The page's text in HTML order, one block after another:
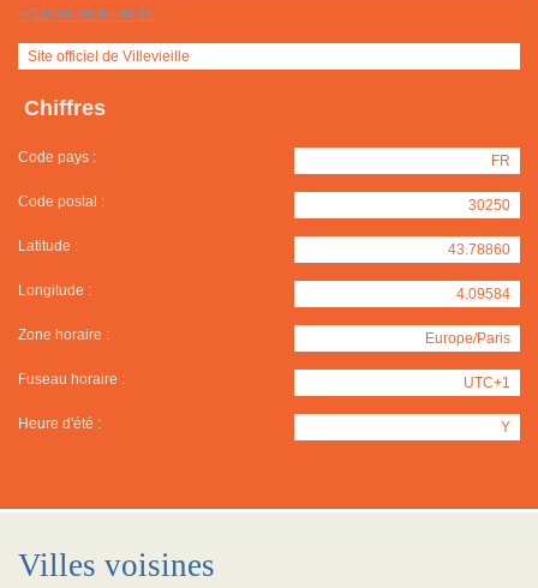
+(33) 04 66 80 40 15
Site officiel de Villevieille
Chiffres
Code pays : FR
Code postal : 30250
Latitude : 43.78860
Longitude : 4.09584
Zone horaire : Europe/Paris
Fuseau horaire : UTC+1
Heure d'été : Y
Villes voisines